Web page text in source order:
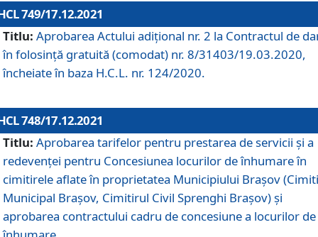
749/17.12.2021
Titlu: Aprobarea Actului adițional nr. 2 la Contractul de
în folosință gratuită (comodat) nr. 8/31403/19.03.2020,
încheiate în baza H.C.L. nr. 124/2020.
748/17.12.2021
Titlu: Aprobarea tarifelor pentru prestarea de servicii şi a
redevenţei pentru Concesiunea locurilor de înhumare în
cimitirele aflate în proprietatea Municipiului Braşov
Municipal Braşov, Cimitirul Civil Sprenghi Braşov) şi
aprobarea contractului cadru de concesiune a locurilor de